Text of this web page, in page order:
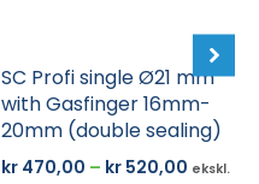
SC Profi single Ø21 mm
with Gasfinger 16mm-
20mm (double sealing)
kr 470,00 – kr 520,00 ekskl.
produktsiden